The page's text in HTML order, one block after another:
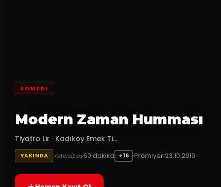
KOMEDI
Modern Zaman Humması
Tiyatro Lir · Kadıköy Emek Ti...
YAKINDA Yetersiz oy60 dakika +16 Prömiyer 23.10.2019